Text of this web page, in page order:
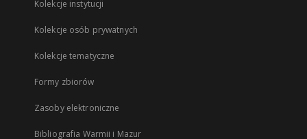
Kolekcje instytucji
Kolekcje osób prywatnych
Kolekcje tematyczne
Formy zbiorów
Zasoby elektroniczne
Bibliografia Warmii i Mazur